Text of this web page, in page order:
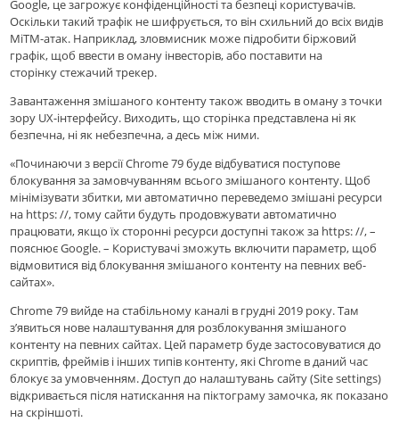
Google, це загрожує конфіденційності та безпеці користувачів.
Оскільки такий трафік не шифрується, то він схильний до всіх видів
MiTM-атак. Наприклад, зловмисник може підробити біржовий
графік, щоб ввести в оману інвесторів, або поставити на
сторінку стежачий трекер.
Завантаження змішаного контенту також вводить в оману з точки
зору UX-інтерфейсу. Виходить, що сторінка представлена ​​ні як
безпечна, ні як небезпечна, а десь між ними.
«Починаючи з версії Chrome 79 буде відбуватися поступове
блокування за замовчуванням всього змішаного контенту. Щоб
мінімізувати збитки, ми автоматично переведемо змішані ресурси
на https: //, тому сайти будуть продовжувати автоматично
працювати, якщо їх сторонні ресурси доступні також за https: //, –
пояснює Google. – Користувачі зможуть включити параметр, щоб
відмовитися від блокування змішаного контенту на певних веб-
сайтах».
Chrome 79 вийде на стабільному каналі в грудні 2019 року. Там
з’явиться нове налаштування для розблокування змішаного
контенту на певних сайтах. Цей параметр буде застосовуватися до
скриптів, фреймів і інших типів контенту, які Chrome в даний час
блокує за умовченням. Доступ до налаштувань сайту (Site settings)
відкривається після натискання на піктограму замочка, як показано
на скріншоті.